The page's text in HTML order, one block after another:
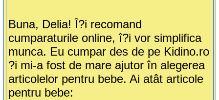
Buna, Delia! Î?i recomand
cumparaturile online, î?i vor simplifica
munca. Eu cumpar des de pe Kidino.ro
?i mi-a fost de mare ajutor în alegerea
articolelor pentru bebe. Ai atât articole
pentru bebe: